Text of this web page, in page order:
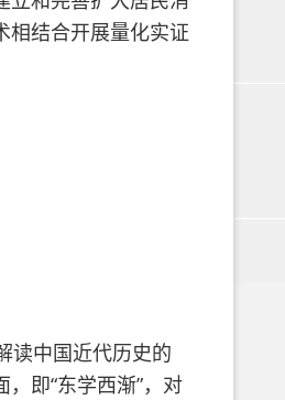
相结合开展量化实证
读中国近代历史的
即“东学西渐”，对